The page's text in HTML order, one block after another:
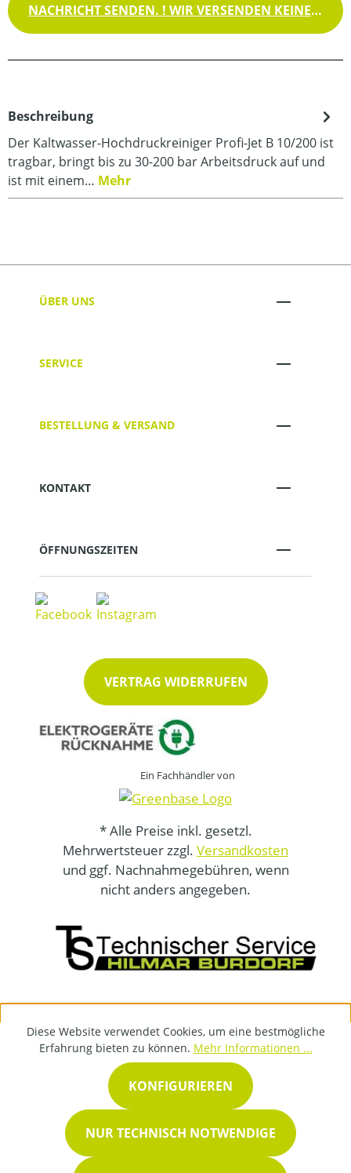
NACHRICHT SENDEN. ! WIR VERSENDEN KEINE WAREN !
Beschreibung
Der Kaltwasser-Hochdruckreiniger Profi-Jet B 10/200 ist
tragbar, bringt bis zu 30-200 bar Arbeitsdruck auf und
ist mit einem… Mehr
ÜBER UNS
SERVICE
BESTELLUNG & VERSAND
KONTAKT
ÖFFNUNGSZEITEN
VERTRAG WIDERRUFEN
Ein Fachhändler von
* Alle Preise inkl. gesetzl.
Mehrwertsteuer zzgl. Versandkosten
und ggf. Nachnahmegebühren, wenn
nicht anders angegeben.
Diese Website verwendet Cookies, um eine bestmögliche
Erfahrung bieten zu können. Mehr Informationen ...
NUR TECHNISCH NOTWENDIGE
KONFIGURIEREN